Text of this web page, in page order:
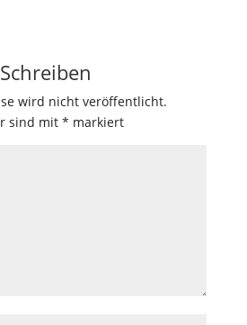
wird nicht veröffentlicht.
sind mit * markiert